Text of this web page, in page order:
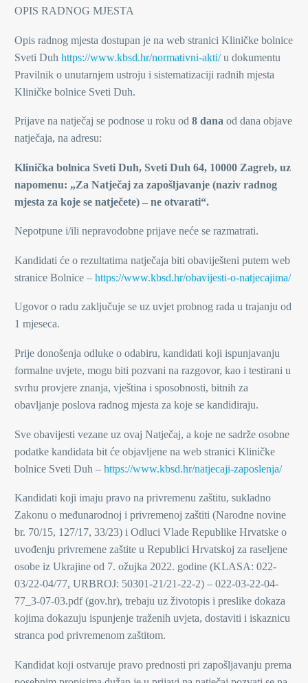
OPIS RADNOG MJESTA
Opis radnog mjesta dostupan je na web stranici Kliničke bolnice
Sveti Duh https://www.kbsd.hr/normativni-akti/u dokumentu
Pravilnik o unutarnjem ustroju i sistematizaciji radnih mjesta
Kliničke bolnice Sveti Duh.
Prijave na natječaj se podnose u roku od 8 dana od dana objave
natječaja, na adresu:
Klinička bolnica Sveti Duh, Sveti Duh 64, 10000 Zagreb, uz
napomenu: „Za Natječaj za zapošljavanje (naziv radnog
mjesta za koje se natječete) – ne otvarati“.
Nepotpune i/ili nepravodobne prijave neće se razmatrati.
Kandidati će o rezultatima natječaja biti obaviješteni putem web
stranice Bolnice – https://www.kbsd.hr/obavijesti-o-natjecajima/
Ugovor o radu zaključuje se uz uvjet probnog rada u trajanju od
1 mjeseca.
Prije donošenja odluke o odabiru, kandidati koji ispunjavanju
formalne uvjete, mogu biti pozvani na razgovor, kao i testirani u
svrhu provjere znanja, vještina i sposobnosti, bitnih za
obavljanje poslova radnog mjesta za koje se kandidiraju.
Sve obavijesti vezane uz ovaj Natječaj, a koje ne sadrže osobne
podatke kandidata bit će objavljene na web stranici Kliničke
bolnice Sveti Duh – https://www.kbsd.hr/natjecaji-zaposlenja/
Kandidati koji imaju pravo na privremenu zaštitu, sukladno
Zakonu o međunarodnoj i privremenoj zaštiti (Narodne novine
br. 70/15, 127/17, 33/23) i Odluci Vlade Republike Hrvatske o
uvođenju privremene zaštite u Republici Hrvatskoj za raseljene
osobe iz Ukrajine od 7. ožujka 2022. godine (KLASA: 022-
03/22-04/77, URBROJ: 50301-21/21-22-2) – 022-03-22-04-
77_3-07-03.pdf (gov.hr), trebaju uz životopis i preslike dokaza
kojima dokazuju ispunjenje traženih uvjeta, dostaviti i iskaznicu
stranca pod privremenom zaštitom.
Kandidat koji ostvaruje pravo prednosti pri zapošljavanju prema